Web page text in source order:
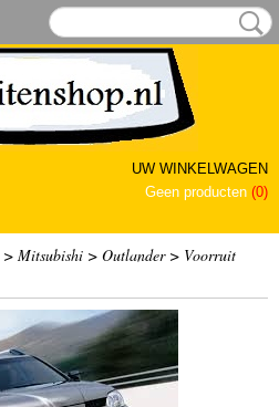
UW WINKELWAGEN
Geen producten (0)
> Mitsubishi > Outlander> Voorruit